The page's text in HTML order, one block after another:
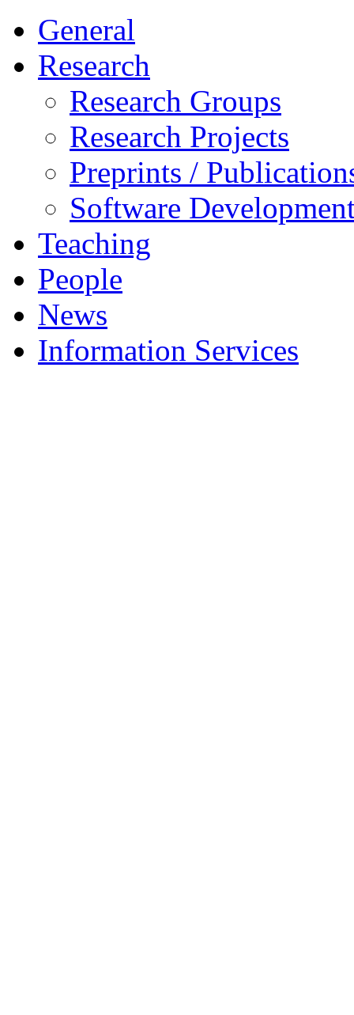
General
Research
Research Groups
Research Projects
Preprints /
Software
Teaching
People
News
Information Services